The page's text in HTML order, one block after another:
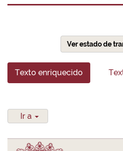
Ver estado de
Texto enriquecido
Ir a